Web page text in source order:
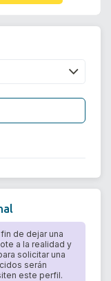
de dejar una
a la realidad y
solicitar una
serán
este perfil.